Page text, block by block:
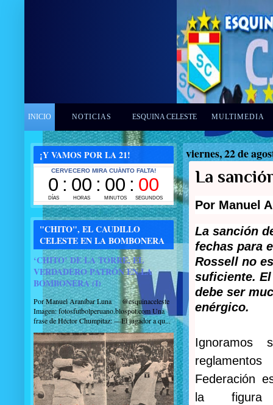
INICIO NOTICIAS ESQUINA CELESTE MULTIMEDIA
viernes, 22 de
La
Por Manuel
La sanción
fechas para
Rossell no es
suficiente.
debe ser
enérgico.
Federación
la figura
¡Y VAMOS POR LA 21!
"CHITO", EL CAUDILLO
CELESTE EN LA BOMBONERA
‘CHITO’ DE LA TORRE, EL
VERDADERO PATRÓN EN LA
BOMBONERA (I)
Por Manuel Araníbar Luna @esquinaceleste
Imagen: fotosfutbolperuano.blospot.com Una
frase de Héctor Chumpitaz: —El jugador a qu...